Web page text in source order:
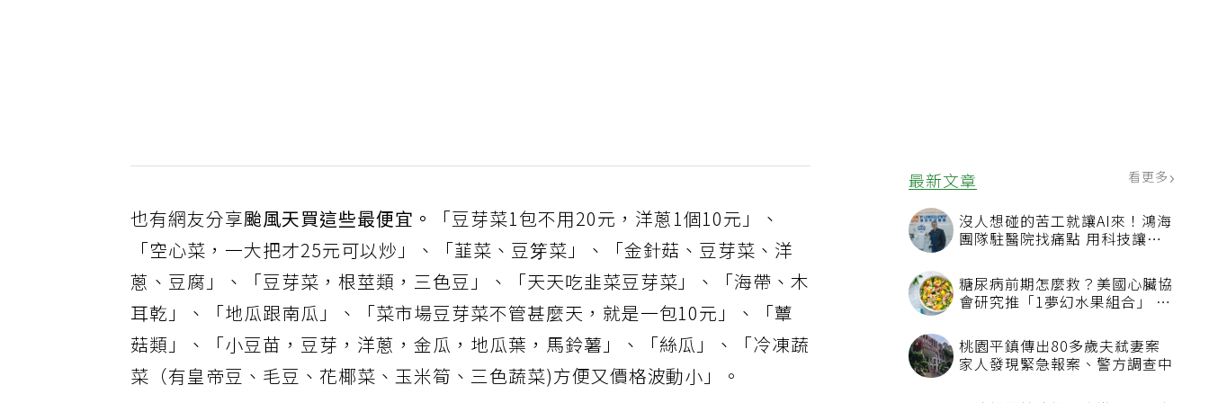
最新文章 看更多
沒人想碰的苦工就讓AI來！鴻海
團隊駐醫院找痛點 用科技讓醫
糖尿病前期怎麼救？美國心臟協
會研究推「1夢幻水果組合」 酪
桃園平鎮傳出80多歲夫弒妻案
家人發現緊急報案、警方調查中
也有網友分享颱風天買這些最便宜。
「豆芽菜1包不用20元，洋蔥1個10元」、
「空心菜，一大把才25元可以炒」、「韮菜、豆笌菜」、「金針菇、豆芽菜、洋
蔥、豆腐」、「豆芽菜，根莖類，三色豆」、「天天吃韭菜豆芽菜」、「海帶、木
耳乾」、「地瓜跟南瓜」、「菜市場豆芽菜不管甚麼天，就是一包10元」、「蕈
菇類」、「小豆苗，豆芽，洋蔥，金瓜，地瓜葉，馬鈴薯」、「絲瓜」、「冷凍蔬
菜（有皇帝豆、毛豆、花椰菜、玉米筍、三色蔬菜)方便又價格波動小」。